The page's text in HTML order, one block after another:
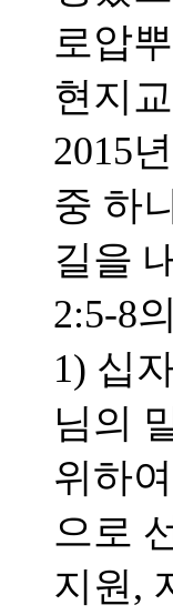
로압
현지
2015
중 하
길을
2:5-8
1) 십
님의
위하
으로
지원,